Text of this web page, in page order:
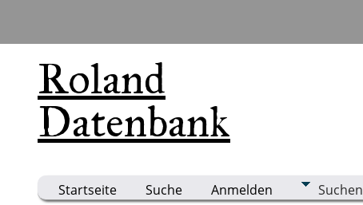
Roland
Datenbank
Startseite Suche Anmelden Suchen